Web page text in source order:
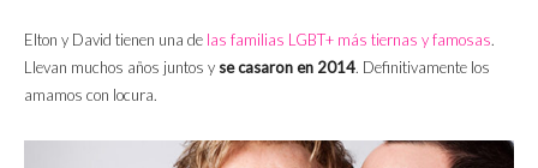
Elton y David tienen una de las familias LGBT+ más tiernas y famosas.
Llevan muchos años juntos y se casaron en 2014. Definitivamente los
amamos con locura.